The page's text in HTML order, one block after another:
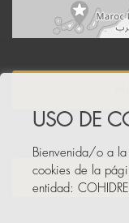
USO DE
Bienvenida/o a la
cookies de la
entidad: